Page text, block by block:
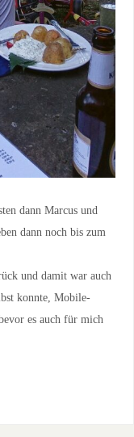
dann Marcus und
dann noch bis zum
und damit war auch
konnte, Mobile-
es auch für mich